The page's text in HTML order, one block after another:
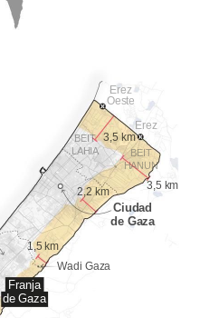
Erez
Oeste
Erez
3,5 km
BEIT
LAHIA
BEIT
HANUN
3,5 km
2,2 km
Ciudad
de Gaza
1,5 km
Wadi Gaza
Franja
de Gaza